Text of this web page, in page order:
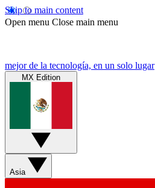
Skip to main content
Open menu Close main menu
mejor de la tecnología, en un solo lugar
MX Edition
Asia